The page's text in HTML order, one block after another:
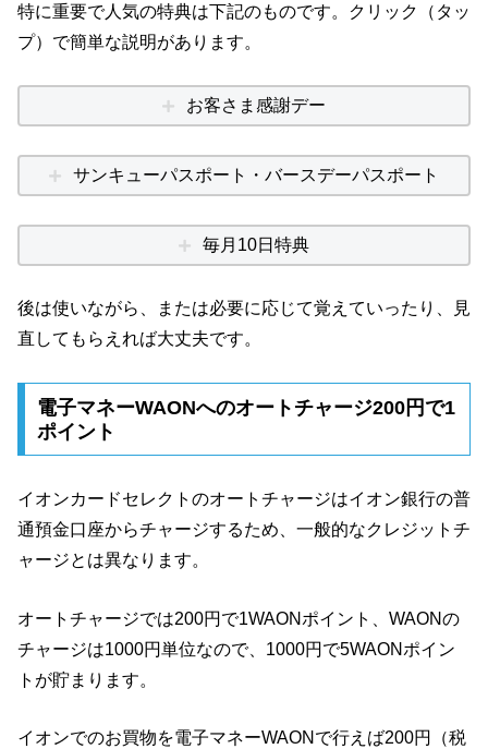
特に重要で人気の特典は下記のものです。クリック（タッ
プ）で簡単な説明があります。
お客さま感謝デー
サンキューパスポート・バースデーパスポート
毎月10日特典
後は使いながら、または必要に応じて覚えていったり、見
直してもらえれば大丈夫です。
電子マネーWAONへのオートチャージ200円で1
ポイント
イオンカードセレクトのオートチャージはイオン銀行の普
通預金口座からチャージするため、一般的なクレジットチ
ャージとは異なります。
オートチャージでは200円で1WAONポイント、WAONの
チャージは1000円単位なので、1000円で5WAONポイン
トが貯まります。
イオンでのお買物を電子マネーWAONで行えば200円（税